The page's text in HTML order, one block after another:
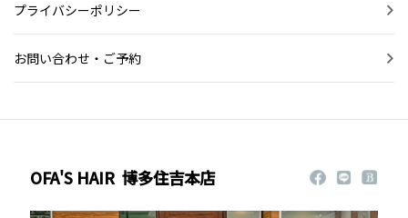
プライバシーポリシー
お問い合わせ・ご予約
OFA'S HAIR 博多住吉本店